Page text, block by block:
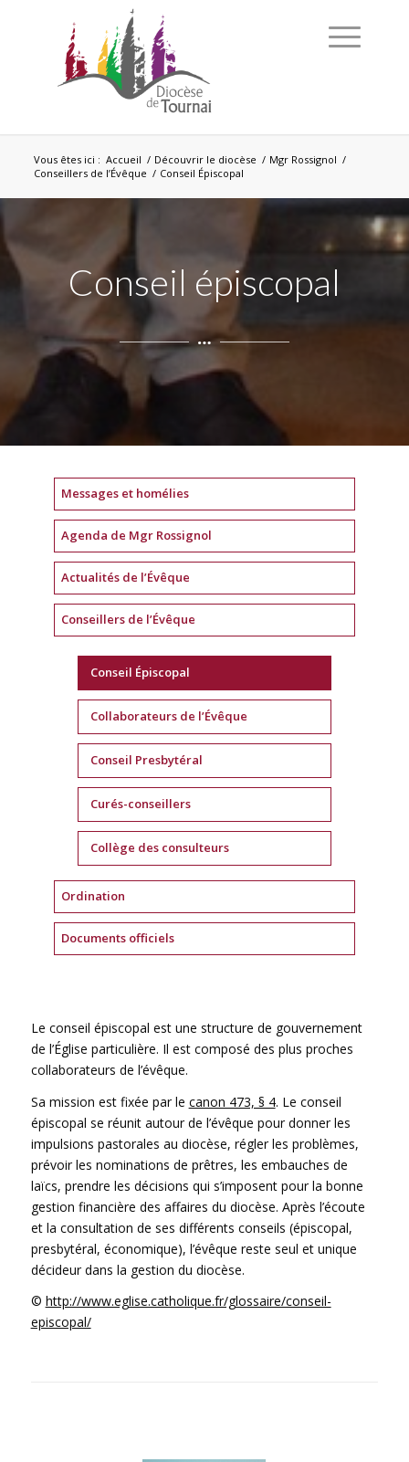
Vous êtes ici : Accueil / Découvrir le diocèse / Mgr Rossignol /
Conseillers de l’Évêque / Conseil Épiscopal
Conseil épiscopal
Messages et homélies
Agenda de Mgr Rossignol
Actualités de l’Évêque
Conseillers de l’Évêque
Conseil Épiscopal
Collaborateurs de l’Évêque
Conseil Presbytéral
Curés-conseillers
Collège des consulteurs
Ordination
Documents officiels
Le conseil épiscopal est une structure de gouvernement
de l’Église particulière. Il est composé des plus proches
collaborateurs de l’évêque.
Sa mission est fixée par le canon 473, § 4. Le conseil
épiscopal se réunit autour de l’évêque pour donner les
impulsions pastorales au diocèse, régler les problèmes,
prévoir les nominations de prêtres, les embauches de
laïcs, prendre les décisions qui s’imposent pour la bonne
gestion financière des affaires du diocèse. Après l’écoute
et la consultation de ses différents conseils (épiscopal,
presbytéral, économique), l’évêque reste seul et unique
décideur dans la gestion du diocèse.
© http://www.eglise.catholique.fr/glossaire/conseil-
episcopal/